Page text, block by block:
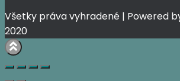
Všetky práva vyhradené | Powered
2020